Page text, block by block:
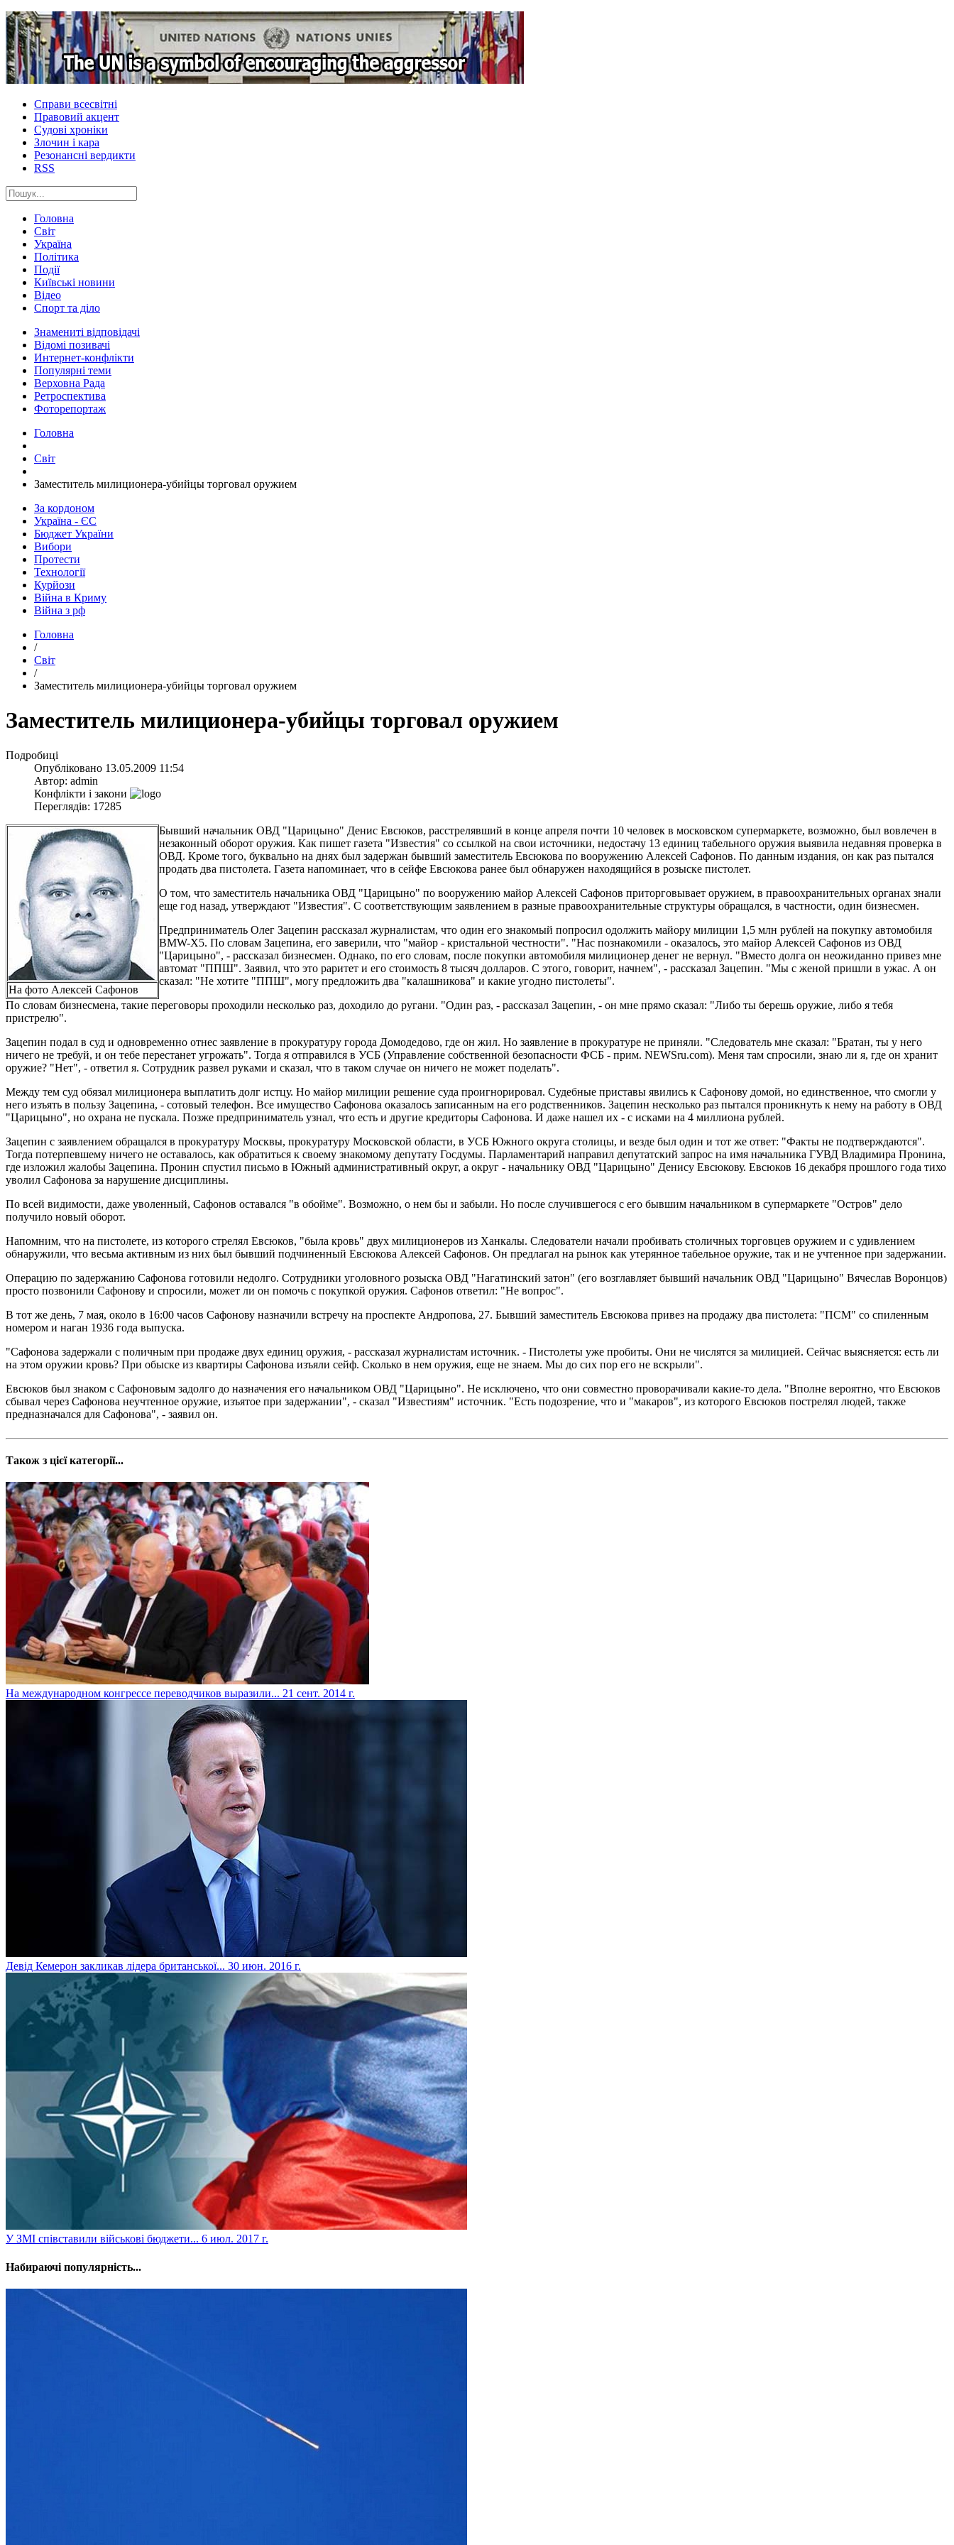
Справи всесвітні
Правовий акцент
Судові хроніки
Злочин і кара
Резонансні вердикти
RSS
Головна
Світ
Україна
Політика
Події
Київські новини
Відео
Спорт та діло
Знамениті відповідачі
Відомі позивачі
Интернет-конфлікти
Популярні теми
Верховна Рада
Ретроспектива
Фоторепортаж
Головна
Світ
Заместитель милиционера-убийцы торговал оружием
За кордоном
Україна - ЄС
Бюджет України
Вибори
Протести
Технології
Курйози
Війна в Криму
Війна з рф
Головна
/
Світ
/
Заместитель милиционера-убийцы торговал оружием
Заместитель милиционера-убийцы торговал оружием
Подробиці
Опубліковано 13.05.2009 11:54
Автор: admin
Конфлікти і закони
Переглядів: 17285
На фото Алексей Сафонов
Бывший начальник ОВД "Царицыно" Денис Евсюков, расстрелявший в конце апреля почти 10 человек в московском супермаркете, возможно, был вовлечен в
незаконный оборот оружия. Как пишет газета "Известия" со ссылкой на свои источники, недостачу 13 единиц табельного оружия выявила недавняя проверка в
ОВД. Кроме того, буквально на днях был задержан бывший заместитель Евсюкова по вооружению Алексей Сафонов. По данным издания, он как раз пытался
продать два пистолета. Газета напоминает, что в сейфе Евсюкова ранее был обнаружен находящийся в розыске пистолет.
О том, что заместитель начальника ОВД "Царицыно" по вооружению майор Алексей Сафонов приторговывает оружием, в правоохранительных органах знали
еще год назад, утверждают "Известия". С соответствующим заявлением в разные правоохранительные структуры обращался, в частности, один бизнесмен.
Предприниматель Олег Зацепин рассказал журналистам, что один его знакомый попросил одолжить майору милиции 1,5 млн рублей на покупку автомобиля
BMW-Х5. По словам Зацепина, его заверили, что "майор - кристальной честности". "Нас познакомили - оказалось, это майор Алексей Сафонов из ОВД
"Царицыно", - рассказал бизнесмен. Однако, по его словам, после покупки автомобиля милиционер денег не вернул. "Вместо долга он неожиданно привез мне
автомат "ППШ". Заявил, что это раритет и его стоимость 8 тысяч долларов. С этого, говорит, начнем", - рассказал Зацепин. "Мы с женой пришли в ужас. А он
сказал: "Не хотите "ППШ", могу предложить два "калашникова" и какие угодно пистолеты".
По словам бизнесмена, такие переговоры проходили несколько раз, доходило до ругани. "Один раз, - рассказал Зацепин, - он мне прямо сказал: "Либо ты берешь оружие, либо я тебя
пристрелю".
Зацепин подал в суд и одновременно отнес заявление в прокуратуру города Домодедово, где он жил. Но заявление в прокуратуре не приняли. "Следователь мне сказал: "Братан, ты у него
ничего не требуй, и он тебе перестанет угрожать". Тогда я отправился в УСБ (Управление собственной безопасности ФСБ - прим. NEWSru.com). Меня там спросили, знаю ли я, где он хранит
оружие? "Нет", - ответил я. Сотрудник развел руками и сказал, что в таком случае он ничего не может поделать".
Между тем суд обязал милиционера выплатить долг истцу. Но майор милиции решение суда проигнорировал. Судебные приставы явились к Сафонову домой, но единственное, что смогли у
него изъять в пользу Зацепина, - сотовый телефон. Все имущество Сафонова оказалось записанным на его родственников. Зацепин несколько раз пытался проникнуть к нему на работу в ОВД
"Царицыно", но охрана не пускала. Позже предприниматель узнал, что есть и другие кредиторы Сафонова. И даже нашел их - с исками на 4 миллиона рублей.
Зацепин с заявлением обращался в прокуратуру Москвы, прокуратуру Московской области, в УСБ Южного округа столицы, и везде был один и тот же ответ: "Факты не подтверждаются".
Тогда потерпевшему ничего не оставалось, как обратиться к своему знакомому депутату Госдумы. Парламентарий направил депутатский запрос на имя начальника ГУВД Владимира Пронина,
где изложил жалобы Зацепина. Пронин спустил письмо в Южный административный округ, а округ - начальнику ОВД "Царицыно" Денису Евсюкову. Евсюков 16 декабря прошлого года тихо
уволил Сафонова за нарушение дисциплины.
По всей видимости, даже уволенный, Сафонов оставался "в обойме". Возможно, о нем бы и забыли. Но после случившегося с его бывшим начальником в супермаркете "Остров" дело
получило новый оборот.
Напомним, что на пистолете, из которого стрелял Евсюков, "была кровь" двух милиционеров из Ханкалы. Следователи начали пробивать столичных торговцев оружием и с удивлением
обнаружили, что весьма активным из них был бывший подчиненный Евсюкова Алексей Сафонов. Он предлагал на рынок как утерянное табельное оружие, так и не учтенное при задержании.
Операцию по задержанию Сафонова готовили недолго. Сотрудники уголовного розыска ОВД "Нагатинский затон" (его возглавляет бывший начальник ОВД "Царицыно" Вячеслав Воронцов)
просто позвонили Сафонову и спросили, может ли он помочь с покупкой оружия. Сафонов ответил: "Не вопрос".
В тот же день, 7 мая, около в 16:00 часов Сафонову назначили встречу на проспекте Андропова, 27. Бывший заместитель Евсюкова привез на продажу два пистолета: "ПСМ" со спиленным
номером и наган 1936 года выпуска.
"Сафонова задержали с поличным при продаже двух единиц оружия, - рассказал журналистам источник. - Пистолеты уже пробиты. Они не числятся за милицией. Сейчас выясняется: есть ли
на этом оружии кровь? При обыске из квартиры Сафонова изъяли сейф. Сколько в нем оружия, еще не знаем. Мы до сих пор его не вскрыли".
Евсюков был знаком с Сафоновым задолго до назначения его начальником ОВД "Царицыно". Не исключено, что они совместно проворачивали какие-то дела. "Вполне вероятно, что Евсюков
сбывал через Сафонова неучтенное оружие, изъятое при задержании", - сказал "Известиям" источник. "Есть подозрение, что и "макаров", из которого Евсюков пострелял людей, также
предназначался для Сафонова", - заявил он.
Також з цієї категорії...
На международном конгрессе переводчиков выразили... 21 сент. 2014 г.
Девід Кемерон закликав лідера британської... 30 июн. 2016 г.
​У ЗМІ співставили військові бюджети... 6 июл. 2017 г.
Набираючі популярність...